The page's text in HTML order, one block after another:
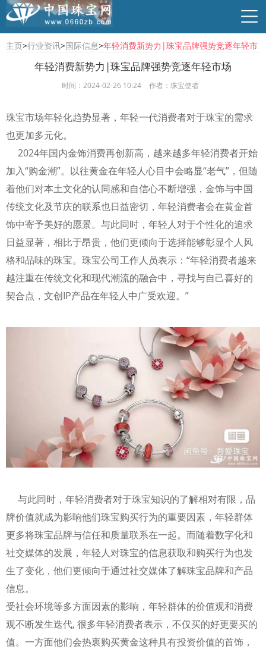
行业资讯 珠宝资讯 商贸供求 时尚品牌
主页>行业资讯>国际信息>年轻消费新势力|珠宝品牌强势竞逐年轻市
年轻消费新势力|珠宝品牌强势竞逐年轻市场
时间：2024-02-26 10:24 作者：珠宝使者
珠宝市场年轻化趋势显著，年轻一代消费者对于珠宝的需求
也更加多元化。
2024年国内金饰消费再创新高，越来越多年轻消费者开始
加入“购金潮”。以往黄金在年轻人心目中会略显“老气”，但随
着他们对本土文化的认同感和自信心不断增强，金饰与中国
传统文化及节庆的联系也日益密切，年轻消费者会在黄金首
饰中寄予美好的愿景。与此同时，年轻人对于个性化的追求
日益显著，相比于昂贵，他们更倾向于选择能够彰显个人风
格和品味的珠宝。珠宝公司工作人员表示：“年轻消费者越来
越注重在传统文化和现代潮流的融合中，寻找与自己喜好的
契合点，文创IP产品在年轻人中广受欢迎。”
与此同时，年轻消费者对于珠宝知识的了解相对有限，品
牌价值就成为影响他们珠宝购买行为的重要因素，年轻群体
更多将珠宝品牌与信任和质量联系在一起。而随着数字化和
社交媒体的发展，年轻人对珠宝的信息获取和购买行为也发
生了变化，他们更倾向于通过社交媒体了解珠宝品牌和产品
信息。
受社会环境等多方面因素的影响，年轻群体的价值观和消费
观不断发生迭代, 很多年轻消费者表示，不仅买的好更要买的
值。一方面他们会热衷购买黄金这种具有投资价值的首饰，